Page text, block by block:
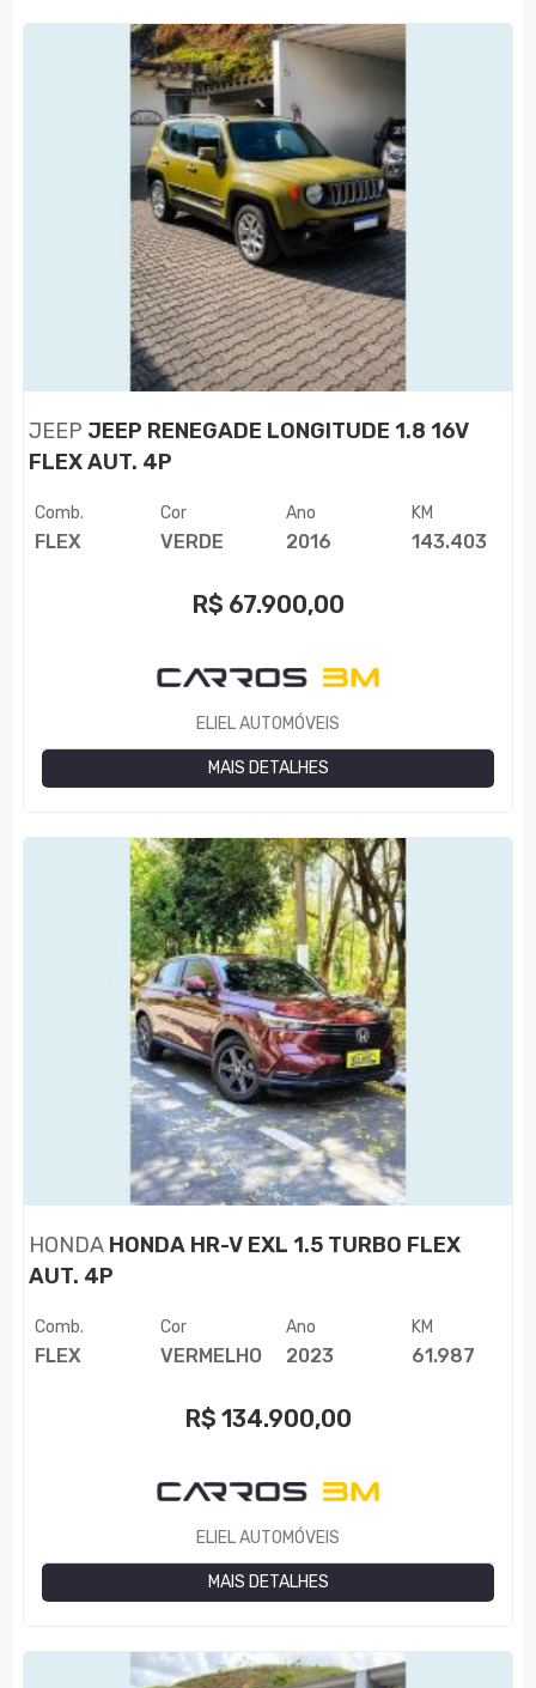
JEEP JEEP RENEGADE LONGITUDE 1.8 16V
FLEX AUT. 4P
Comb.
FLEX
Cor
VERDE
Ano
2016
KM
143.403
R$ 67.900,00
ELIEL AUTOMÓVEIS
MAIS DETALHES
HONDA HONDA HR-V EXL 1.5 TURBO FLEX
AUT. 4P
Comb.
FLEX
Cor
VERMELHO
Ano
2023
KM
61.987
R$ 134.900,00
ELIEL AUTOMÓVEIS
MAIS DETALHES